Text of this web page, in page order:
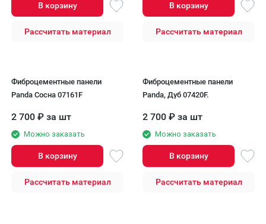
В корзину
Рассчитать материал
В корзину
Рассчитать материал
Фиброцементные панели
Panda Сосна 07161F
2 700 ₽ за шт
Можно заказать
В корзину
Рассчитать материал
Фиброцементные панели
Panda, Дуб 07420F.
2 700 ₽ за шт
Можно заказать
В корзину
Рассчитать материал